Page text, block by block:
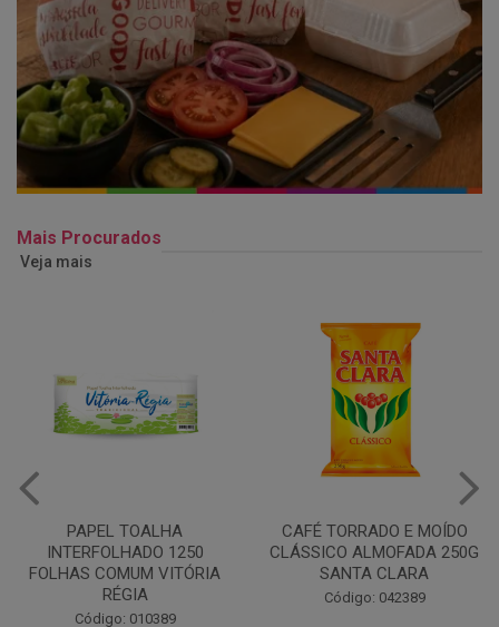
Mais Procurados
Veja mais
CAFÉ TORRADO E MOÍDO
CLÁSSICO ALMOFADA 250G
SANTA CLARA
Código: 042389
Copo Plástico Branco 180ml
Pacote c/100 - Cristalcopo
Código: 031413